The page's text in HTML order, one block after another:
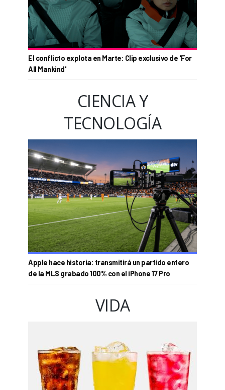
El conflicto explota en Marte: Clip exclusivo de 'For
All Mankind'
CIENCIA Y
TECNOLOGÍA
Apple hace historia: transmitirá un partido entero
de la MLS grabado 100% con el iPhone 17 Pro
VIDA